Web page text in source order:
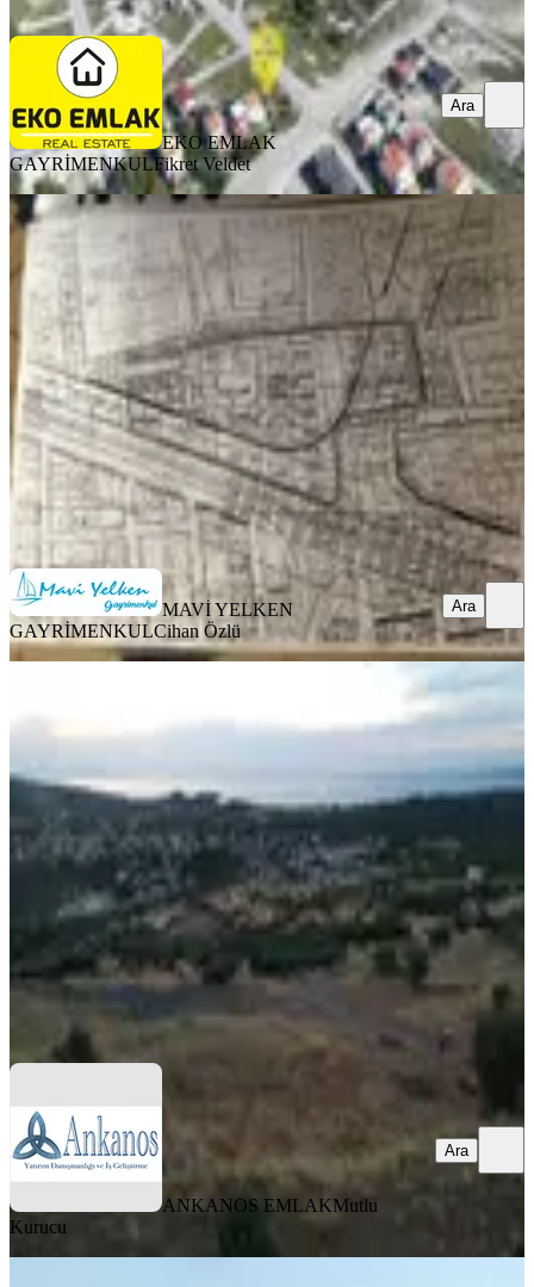
Ara
EKO EMLAK
GAYRİMENKULFikret Veldet
Ara
Bornova Kamil Tunca Bulvarı
Üzerinde 1082 M2 Satılık Arsa
İzmir, Bornova
1082 m²·157.116/m²· 15.06.2026
170.000.000 ₺
MAVİ YELKEN GAYRİMENKULCihan Özlü
MAVİ YELKEN
GAYRİMENKULCihan Özlü
Ara
Noktasında,deniz Ve Koy Manzaralı
İzmir, Dikili
301 m²
·8.472/m² 09.06.2026
2.550.000 ₺ 2.650.000 ₺
ANKANOS EMLAKMutlu Kurucu
ANKANOS EMLAKMutlu
Kurucu
Ara